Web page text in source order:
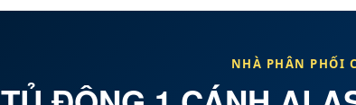
NHÀ PHÂN PHỐI